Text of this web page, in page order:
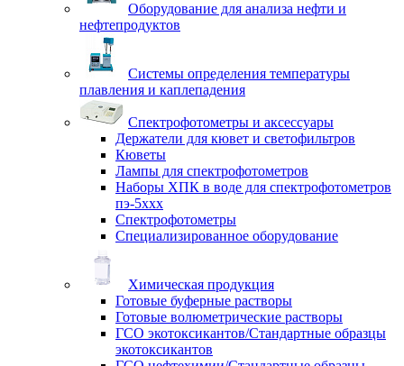
Оборудование для анализа нефти и
нефтепродуктов
Системы определения температуры
плавления и каплепадения
Спектрофотометры и аксессуары
Держатели для кювет и светофильтров
Кюветы
Лампы для спектрофотометров
Наборы ХПК в воде для спектрофотометров
пэ-5ххх
Спектрофотометры
Специализированное оборудование
Химическая продукция
Готовые буферные растворы
Готовые волюметрические растворы
ГСО экотоксикантов/Стандартные образцы
экотоксикантов